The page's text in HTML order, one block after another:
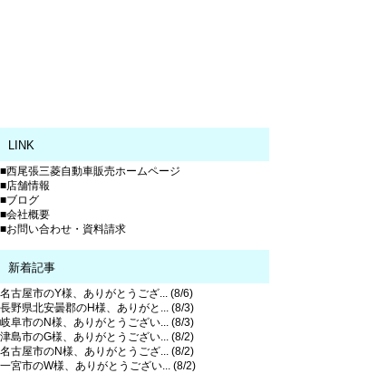
LINK
■西尾張三菱自動車販売ホームページ
■店舗情報
■ブログ
■会社概要
■お問い合わせ・資料請求
新着記事
名古屋市のY様、ありがとうござ... (8/6)
長野県北安曇郡のH様、ありがと... (8/3)
岐阜市のN様、ありがとうござい... (8/3)
津島市のG様、ありがとうござい... (8/2)
名古屋市のN様、ありがとうござ... (8/2)
一宮市のW様、ありがとうござい... (8/2)